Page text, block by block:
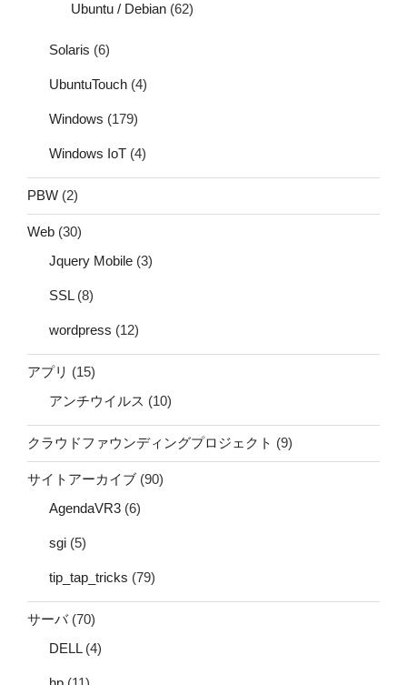
Ubuntu / Debian (62)
Solaris (6)
UbuntuTouch (4)
Windows (179)
Windows IoT (4)
PBW (2)
Web (30)
Jquery Mobile (3)
SSL(8)
wordpress (12)
アプリ (15)
アンチウイルス (10)
クラウドファウンディングプロジェクト (9)
サイトアーカイブ (90)
AgendaVR3 (6)
sgi (5)
tip_tap_tricks (79)
サーバ(70)
DELL(4)